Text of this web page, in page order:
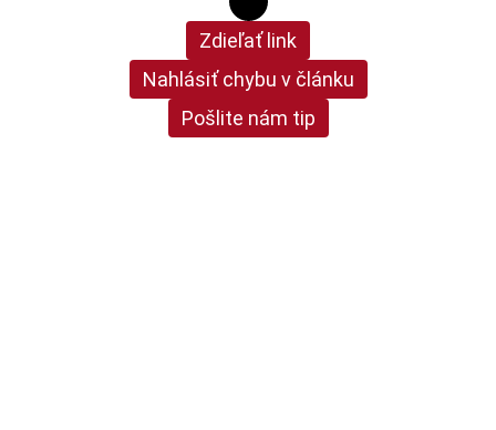
Zdieľať link
Nahlásiť chybu v článku
Pošlite nám tip